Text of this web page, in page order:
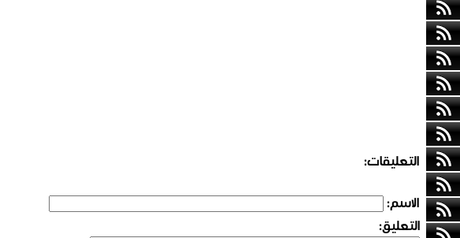
التعليقات:
الاسم:
التعليق: